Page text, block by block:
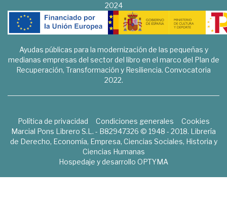
2024
Ayudas públicas para la modernización de las pequeñas y
medianas empresas del sector del libro en el marco del Plan de
Recuperación, Transformación y Resiliencia. Convocatoria
2022.
Política de privacidad Condiciones generales
Cookies
Marcial Pons Librero S.L. - B82947326 © 1948 - 2018. Librería
de Derecho, Economía, Empresa, Ciencias Sociales, Historia y
Ciencias Humanas
Hospedaje y desarrollo OPTYMA